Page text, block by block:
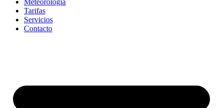
Meteorología
Tarifas
Servicios
Contacto